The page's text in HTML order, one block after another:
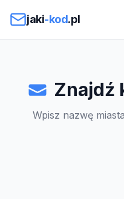
jaki-kod.pl
Znajdź
Wpisz nazwę